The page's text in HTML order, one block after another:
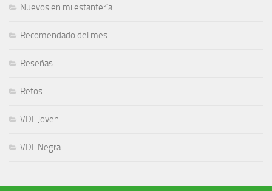
Nuevos en mi estantería
Recomendado del mes
Reseñas
Retos
VDL Joven
VDL Negra